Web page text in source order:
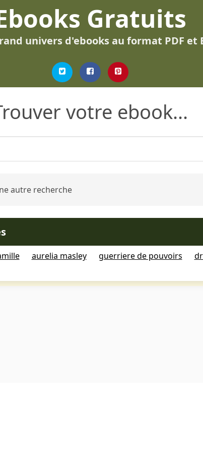
Gratuits
univers d'ebooks au format PDF et
votre ebook...
autre recherche
aurelia masley guerriere de pouvoirs